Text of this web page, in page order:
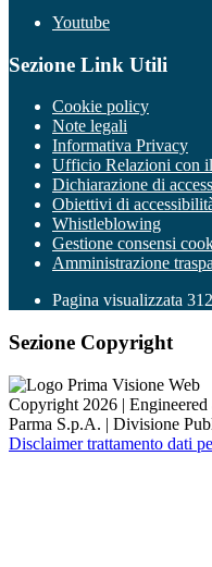
Youtube
Sezione Link Utili
Cookie policy
Note legali
Informativa Privacy
Ufficio Relazioni con
Dichiarazione di
Obiettivi di
Whistleblowing
Gestione consensi
Amministrazione
Pagina visualizzata
Sezione Copyright
Copyright 2026 |
Parma S.p.A. | Divisione
Disclaimer trattamento dati